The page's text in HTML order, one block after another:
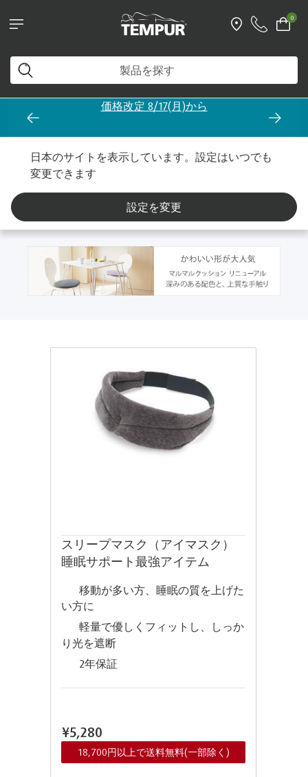
0
価格改定 8/17(月)から
日本のサイトを表示しています。設定はいつでも
変更できます
設定を変更
ホーム＆トラベル 製品タイプ別 ホームアクセサリー
ホームアクセサリー
スリープマスク（アイマスク）
睡眠サポート最強アイテム
移動が多い方、睡眠の質を上げた
い方に
軽量で優しくフィットし、しっか
り光を遮断
2年保証
¥5,280
18,700円以上で送料無料(一部除く)